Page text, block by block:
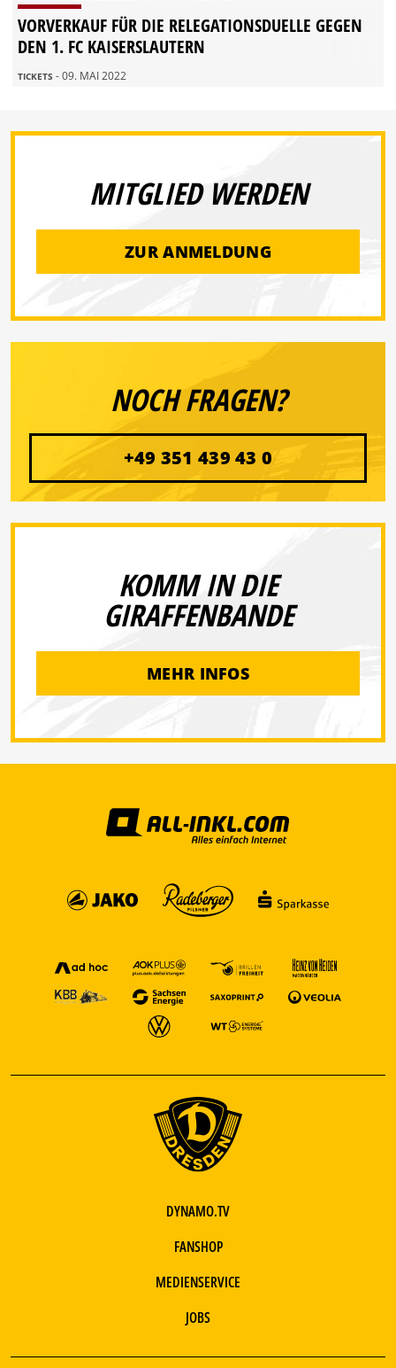
VORVERKAUF FÜR DIE RELEGATIONSDUELLE GEGEN
DEN 1. FC KAISERSLAUTERN
TICKETS - 09. MAI 2022
MITGLIED WERDEN
ZUR ANMELDUNG
NOCH FRAGEN?
+49 351 439 43 0
KOMM IN DIE
GIRAFFENBANDE
MEHR INFOS
DYNAMO.TV
FANSHOP
MEDIENSERVICE
JOBS